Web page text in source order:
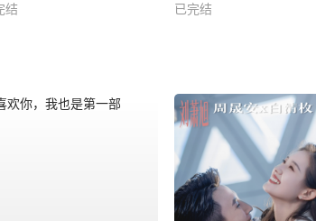
结
已完结